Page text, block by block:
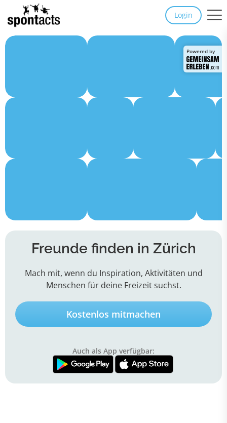
Login
Powered by
Freunde finden in Zürich
Mach mit, wenn du Inspiration, Aktivitäten und
Menschen für deine Freizeit suchst.
Kostenlos mitmachen
Auch als App verfügbar: